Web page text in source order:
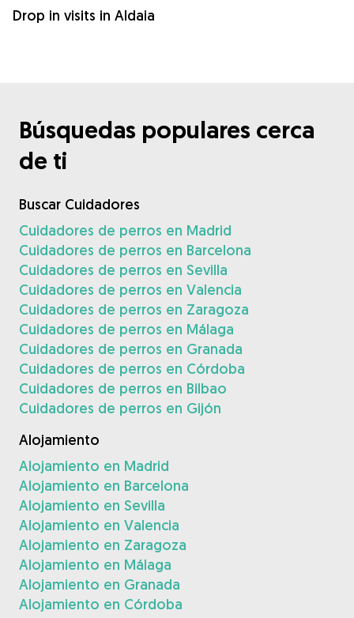
Drop in visits in Aldaia
Búsquedas populares cerca
de ti
Buscar Cuidadores
Cuidadores de perros en Madrid
Cuidadores de perros en Barcelona
Cuidadores de perros en Sevilla
Cuidadores de perros en Valencia
Cuidadores de perros en Zaragoza
Cuidadores de perros en Málaga
Cuidadores de perros en Granada
Cuidadores de perros en Córdoba
Cuidadores de perros en Bilbao
Cuidadores de perros en Gijón
Alojamiento
Alojamiento en Madrid
Alojamiento en Barcelona
Alojamiento en Sevilla
Alojamiento en Valencia
Alojamiento en Zaragoza
Alojamiento en Málaga
Alojamiento en Granada
Alojamiento en Córdoba